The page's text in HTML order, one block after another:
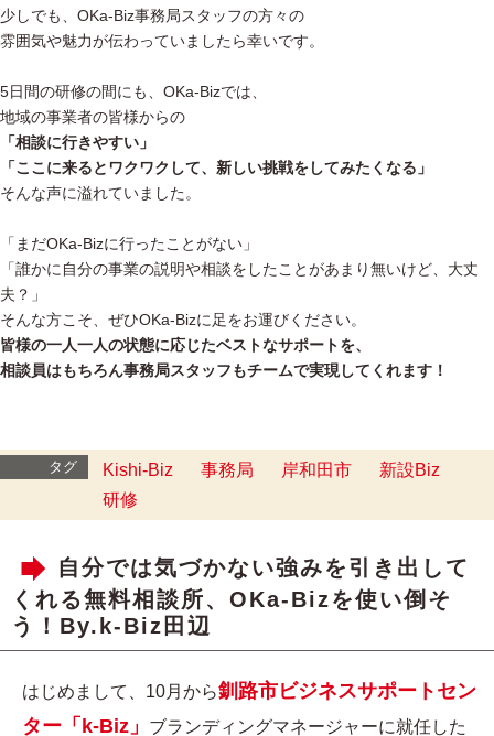
少しでも、OKa-Biz事務局スタッフの方々の
雰囲気や魅力が伝わっていましたら幸いです。
5日間の研修の間にも、OKa-Bizでは、
地域の事業者の皆様からの
「相談に行きやすい」
「ここに来るとワクワクして、新しい挑戦をしてみたくなる」
そんな声に溢れていました。
「まだOKa-Bizに行ったことがない」
「誰かに自分の事業の説明や相談をしたことがあまり無いけど、大丈
夫？」
そんな方こそ、ぜひOKa-Bizに足をお運びください。
皆様の一人一人の状態に応じたベストなサポートを、
相談員はもちろん事務局スタッフもチームで実現してくれます！
タグ Kishi-Biz 事務局 岸和田市
新設Biz
研修
自分では気づかない強みを引き出して
くれる無料相談所、OKa-Bizを使い倒そ
う！By.k-Biz田辺
はじめまして、10月から釧路市ビジネスサポートセン
ター「k-Biz」
ブランディングマネージャーに就任した